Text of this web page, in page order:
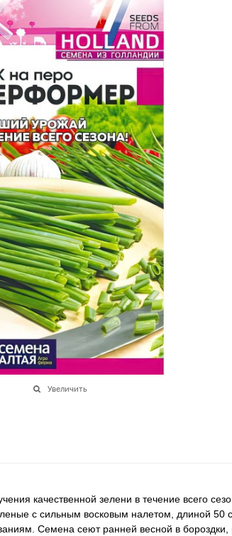
Увеличить
качественной зелени в течение всего
с сильным восковым налетом, длиной
Семена сеют ранней весной в